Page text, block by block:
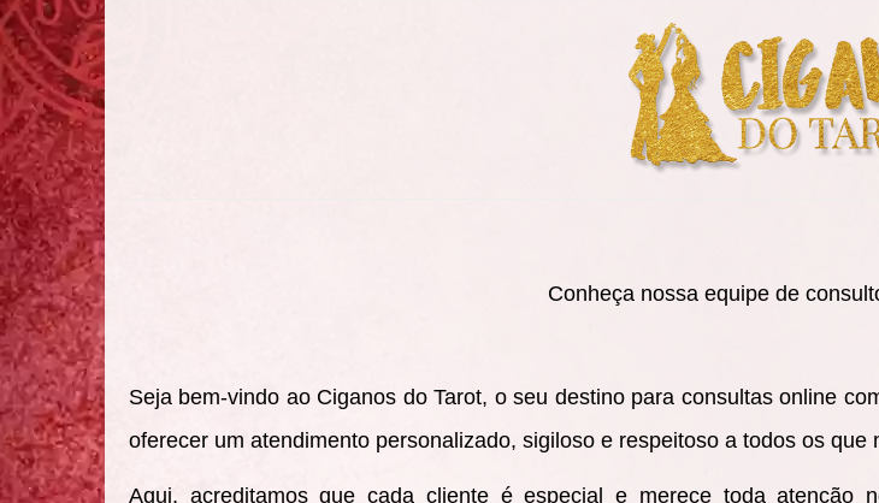
Conheça nossa equipe de
Seja bem-vindo ao Ciganos do Tarot, o seu destino para consultas online
oferecer um atendimento personalizado, sigiloso e respeitoso a todos os
Aqui, acreditamos que cada cliente é especial e merece toda atenção